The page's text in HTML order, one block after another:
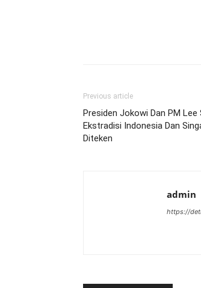
Previous article
Presiden Jokowi Dan PM Lee
Ekstradisi Indonesia Dan
Diteken
admin
https://